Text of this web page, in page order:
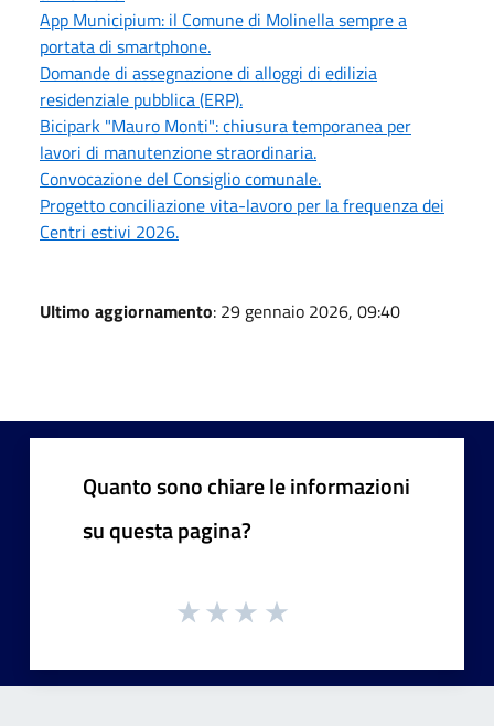
App Municipium: il Comune di Molinella sempre a
portata di smartphone.
Domande di assegnazione di alloggi di edilizia
residenziale pubblica (ERP).
Bicipark "Mauro Monti": chiusura temporanea per
lavori di manutenzione straordinaria.
Convocazione del Consiglio comunale.
Progetto conciliazione vita-lavoro per la frequenza dei
Centri estivi 2026.
Ultimo aggiornamento: 29 gennaio 2026, 09:40
Quanto sono chiare le informazioni
su questa pagina?